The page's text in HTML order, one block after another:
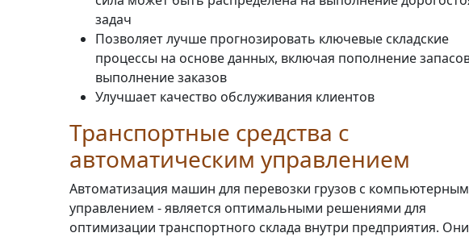
задач
Позволяет лучше прогнозировать ключевые складские
процессы на основе данных, включая пополнение
выполнение заказов
Улучшает качество обслуживания клиентов
Транспортные средства с
автоматическим управлением
Автоматизация машин для перевозки грузов с компьютерным
управлением - является оптимальными решениями для
оптимизации транспортного склада внутри предприятия. Они